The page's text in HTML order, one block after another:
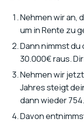
Nehmen wir an,
um in Rente zu
Dann nimmst
30.000€ raus.
Nehmen wir
Jahres steigt
dann wieder
Davon